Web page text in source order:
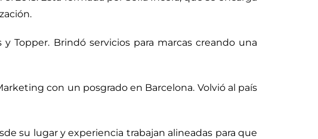
Topper. Brindó servicios para marcas creando una
con un posgrado en Barcelona. Volvió al país
su lugar y experiencia trabajan alineadas para que